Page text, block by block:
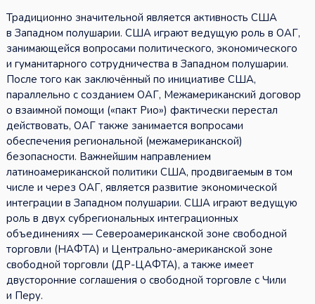
Традиционно значительной является активность США
в Западном полушарии. США играют ведущую роль в ОАГ,
занимающейся вопросами политического, экономического
и гуманитарного сотрудничества в Западном полушарии.
После того как заключённый по инициативе США,
параллельно с созданием ОАГ, Межамериканский договор
о взаимной помощи («пакт Рио») фактически перестал
действовать, ОАГ также занимается вопросами
обеспечения региональной (межамериканской)
безопасности. Важнейшим направлением
латиноамериканской политики США, продвигаемым в том
числе и через ОАГ, является развитие экономической
интеграции в Западном полушарии. США играют ведущую
роль в двух субрегиональных интеграционных
объединениях — Североамериканской зоне свободной
торговли (НАФТА) и Центрально-американской зоне
свободной торговли (ДР-ЦАФТА), а также имеет
двусторонние соглашения о свободной торговле с Чили
и Перу.